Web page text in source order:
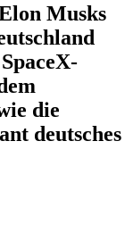
Musks
die
deutsches